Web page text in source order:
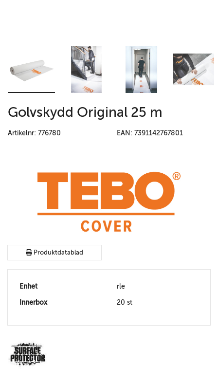
Golvskydd Original 25 m
Artikelnr: 776780 EAN: 7391142767801
Produktdatablad
Enhet rle
Innerbox 20 st